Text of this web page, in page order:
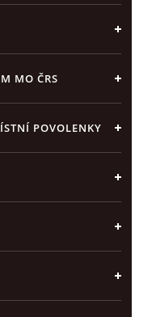
MO ČRS
POVOLENKY